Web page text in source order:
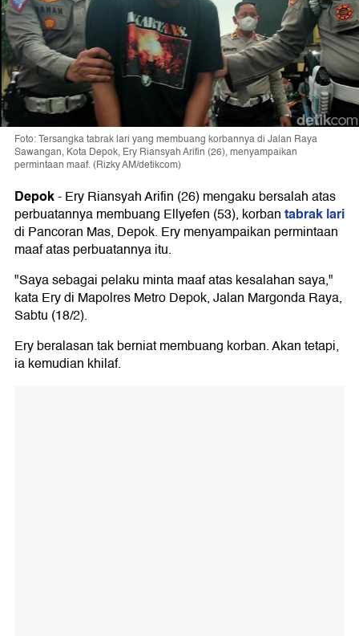
Foto: Tersangka tabrak lari yang membuang korbannya di Jalan Raya
Sawangan, Kota Depok, Ery Riansyah Arifin (26), menyampaikan
permintaan maaf. (Rizky AM/detikcom)
Depok-Ery Riansyah Arifin (26) mengaku bersalah atas
perbuatannya membuang Ellyefen (53), korbantabrak lari
di Pancoran Mas, Depok. Ery menyampaikan permintaan
maaf atas perbuatannya itu.
"Saya sebagai pelaku minta maaf atas kesalahan saya,"
kata Ery di Mapolres Metro Depok, Jalan Margonda Raya,
Sabtu (18/2).
Ery beralasan tak berniat membuang korban. Akan tetapi,
ia kemudian khilaf.